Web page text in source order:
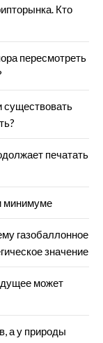
Кто
пересмотреть
существовать
печатать
минимуме
газобаллонное
значение
может
а у природы